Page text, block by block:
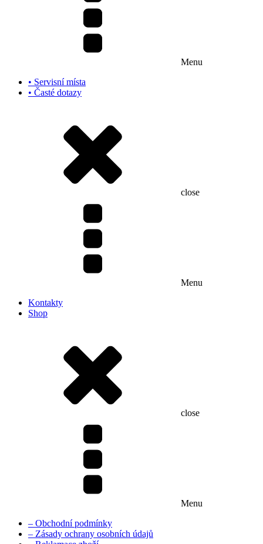
Menu
• Servisní místa
• Časté dotazy
close
Menu
Kontakty
Shop
close
Menu
– Obchodní podmínky
– Zásady ochrany osobních údajů